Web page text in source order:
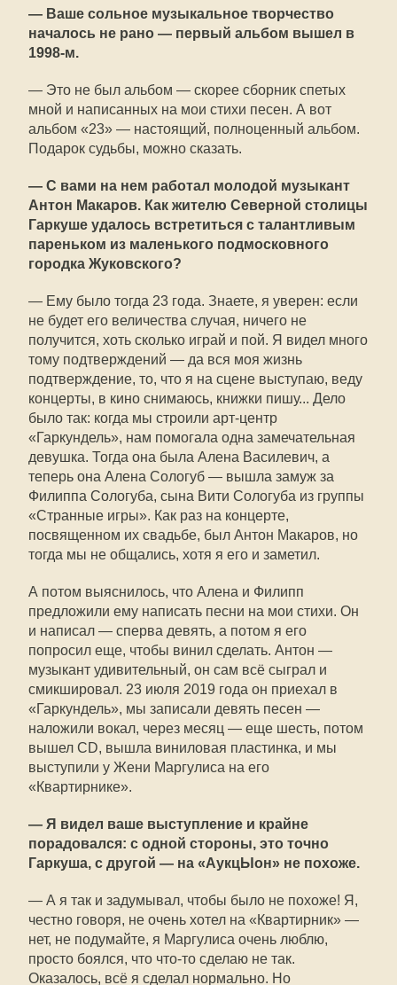
— Ваше сольное музыкальное творчество
началось не рано — первый альбом вышел в
1998-м.
— Это не был альбом — скорее сборник спетых
мной и написанных на мои стихи песен. А вот
альбом «23» — настоящий, полноценный альбом.
Подарок судьбы, можно сказать.
— С вами на нем работал молодой музыкант
Антон Макаров. Как жителю Северной столицы
Гаркуше удалось встретиться с талантливым
пареньком из маленького подмосковного
городка Жуковского?
— Ему было тогда 23 года. Знаете, я уверен: если
не будет его величества случая, ничего не
получится, хоть сколько играй и пой. Я видел много
тому подтверждений — да вся моя жизнь
подтверждение, то, что я на сцене выступаю, веду
концерты, в кино снимаюсь, книжки пишу... Дело
было так: когда мы строили арт-центр
«Гаркундель», нам помогала одна замечательная
девушка. Тогда она была Алена Василевич, а
теперь она Алена Сологуб — вышла замуж за
Филиппа Сологуба, сына Вити Сологуба из группы
«Странные игры». Как раз на концерте,
посвященном их свадьбе, был Антон Макаров, но
тогда мы не общались, хотя я его и заметил.
А потом выяснилось, что Алена и Филипп
предложили ему написать песни на мои стихи. Он
и написал — сперва девять, а потом я его
попросил еще, чтобы винил сделать. Антон —
музыкант удивительный, он сам всё сыграл и
смикшировал. 23 июля 2019 года он приехал в
«Гаркундель», мы записали девять песен —
наложили вокал, через месяц — еще шесть, потом
вышел CD, вышла виниловая пластинка, и мы
выступили у Жени Маргулиса на его
«Квартирнике».
— Я видел ваше выступление и крайне
порадовался: с одной стороны, это точно
Гаркуша, с другой — на «АукцЫон» не похоже.
— А я так и задумывал, чтобы было не похоже! Я,
честно говоря, не очень хотел на «Квартирник» —
нет, не подумайте, я Маргулиса очень люблю,
просто боялся, что что-то сделаю не так.
Оказалось, всё я сделал нормально. Но